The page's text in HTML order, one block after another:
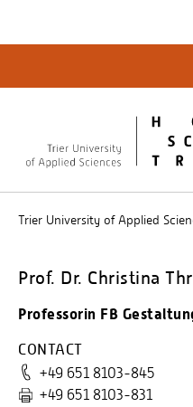
Trier University of Applied
Prof. Dr. Christina
Professorin FB
CONTACT
+49 651 8103-845
+49 651 8103-831